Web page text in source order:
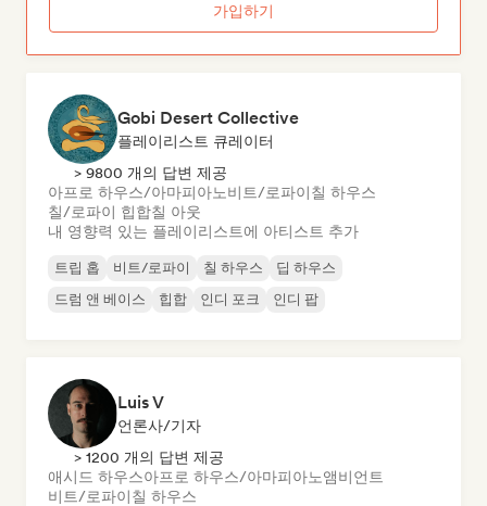
가입하기
Gobi Desert Collective
플레이리스트 큐레이터
> 9800 개의 답변 제공
아프로 하우스/아마피아노비트/로파이칠 하우스
칠/로파이 힙합칠 아웃
내 영향력 있는 플레이리스트에 아티스트 추가
트립 홉 비트/로파이 칠 하우스
딥 하우스
드럼 앤 베이스
힙합 인디 포크 인디 팝
Luis V
언론사/기자
> 1200 개의 답변 제공
애시드 하우스아프로 하우스/아마피아노앰비언트
비트/로파이칠 하우스